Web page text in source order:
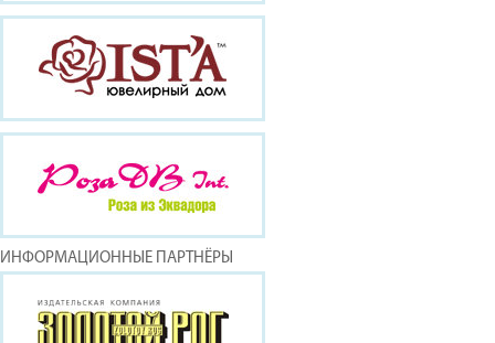
ИНФОРМАЦИОННЫЕ ПАРТНЁРЫ